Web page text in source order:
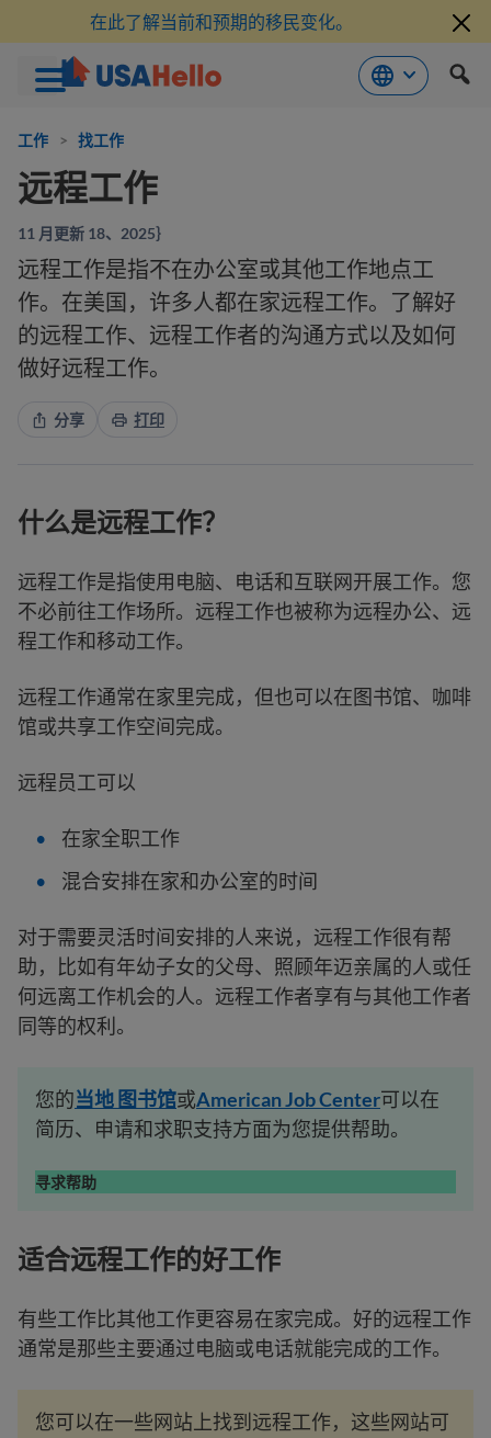
在此了解当前和预期的移民变化。
工作 > 找工作
远程工作
11 月更新 18、2025｝
远程工作是指不在办公室或其他工作地点工
作。在美国，许多人都在家远程工作。了解好
的远程工作、远程工作者的沟通方式以及如何
做好远程工作。
分享 打印
什么是远程工作？
远程工作是指使用电脑、电话和互联网开展工作。您
不必前往工作场所。远程工作也被称为远程办公、远
程工作和移动工作。
远程工作通常在家里完成，但也可以在图书馆、咖啡
馆或共享工作空间完成。
远程员工可以
在家全职工作
混合安排在家和办公室的时间
对于需要灵活时间安排的人来说，远程工作很有帮
助，比如有年幼子女的父母、照顾年迈亲属的人或任
何远离工作机会的人。远程工作者享有与其他工作者
同等的权利。
您的当地 图书馆或American Job Center可以在
简历、申请和求职支持方面为您提供帮助。
寻求帮助
适合远程工作的好工作
有些工作比其他工作更容易在家完成。好的远程工作
通常是那些主要通过电脑或电话就能完成的工作。
您可以在一些网站上找到远程工作，这些网站可